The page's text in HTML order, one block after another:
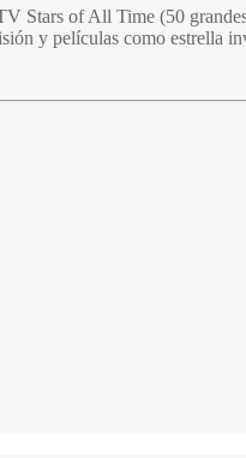
Stars of All Time (50
y películas como estrella